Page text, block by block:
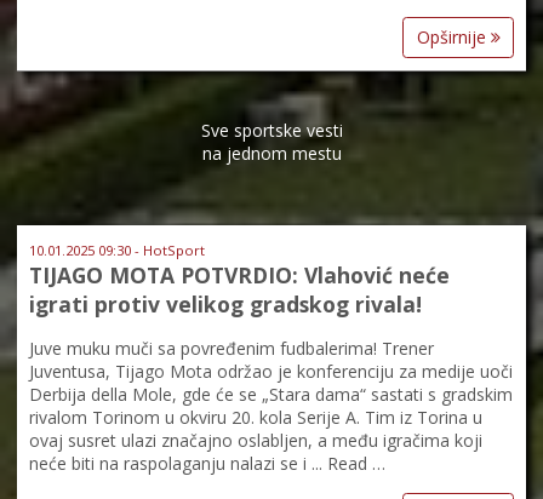
Opširnije
Sve sportske vesti
na jednom mestu
10.01.2025 09:30 - HotSport
TIJAGO MOTA POTVRDIO: Vlahović neće
igrati protiv velikog gradskog rivala!
Juve muku muči sa povređenim fudbalerima! Trener
Juventusa, Tijago Mota održao je konferenciju za medije uoči
Derbija della Mole, gde će se „Stara dama“ sastati s gradskim
rivalom Torinom u okviru 20. kola Serije A. Tim iz Torina u
ovaj susret ulazi značajno oslabljen, a među igračima koji
neće biti na raspolaganju nalazi se i ... Read …